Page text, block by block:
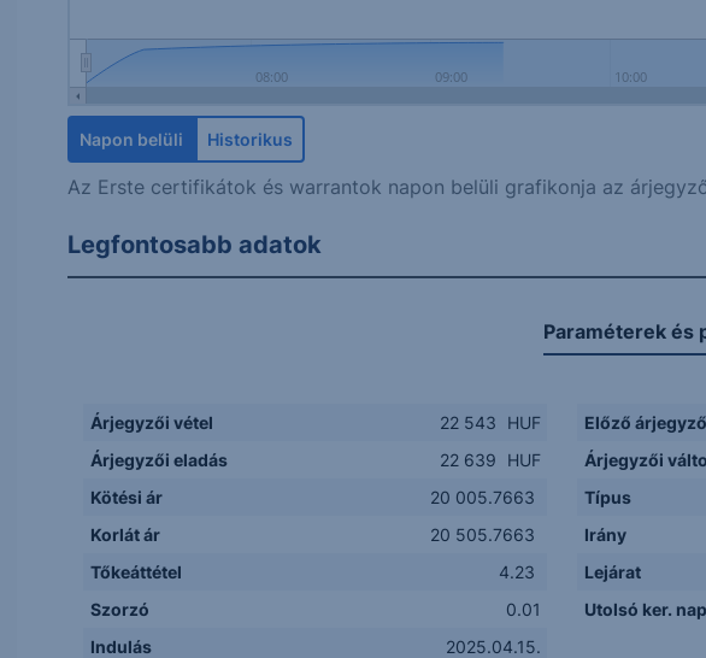
08:00 09:00 10:00
Napon belüli Historikus
Az Erste certifikátok és warrantok napon belüli grafikonja az
Legfontosabb adatok
Paraméterek és
Árjegyzői vétel 22 543
HUF
Árjegyzői eladás
22 639
HUF
Kötési ár
20 005.7663
Korlát ár
20 505.7663
Tőkeáttétel
4.23
Szorzó
0.01
Indulás
2025.04.15.
Előző
Árjegyzői
Típus
Irány
Lejárat
Utolsó ker. nap